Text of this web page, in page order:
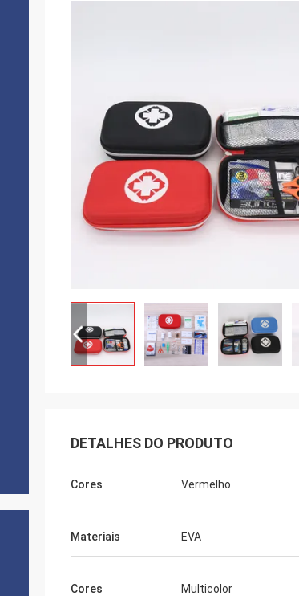
DETALHES DO PRODUTO
Cores Vermelho
Materiais EVA
Cores Multicolor